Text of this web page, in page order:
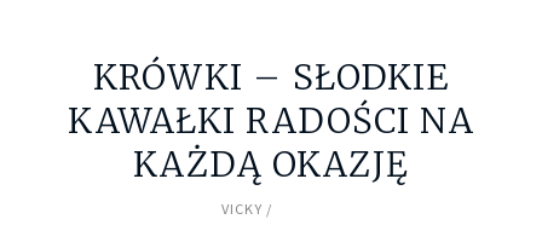
KRÓWKI – SŁODKIE
KAWAŁKI RADOŚCI NA
KAŻDĄ OKAZJĘ
VICKY